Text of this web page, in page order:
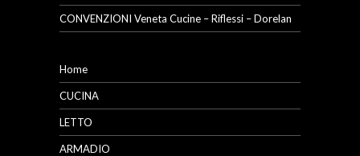
CONVENZIONI Veneta Cucine – Riflessi – Dorelan
Home
CUCINA
LETTO
ARMADIO